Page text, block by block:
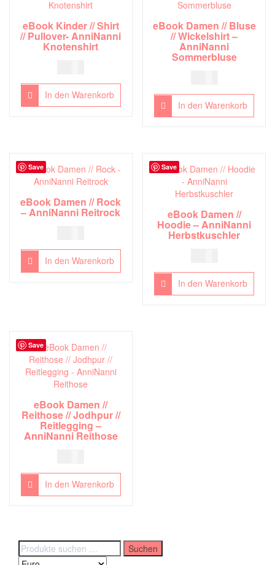
eBook Kinder // Shirt
// Pullover- AnniNanni
Knotenshirt
In den Warenkorb
eBook Damen // Bluse
// Wickelshirt –
AnniNanni
Sommerbluse
In den Warenkorb
Save
eBook Damen // Rock
– AnniNanni Reitrock
In den Warenkorb
Save
eBook Damen //
Hoodie – AnniNanni
Herbstkuschler
In den Warenkorb
Save
eBook Damen //
Reithose // Jodhpur //
Reitlegging –
AnniNanni Reithose
In den Warenkorb
Suchen
nach:
Suchen